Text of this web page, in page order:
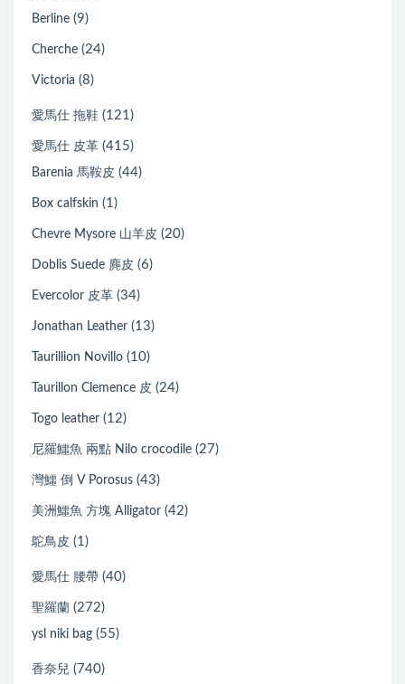
Berline (9)
Cherche (24)
Victoria (8)
愛馬仕 拖鞋 (121)
愛馬仕 皮革 (415)
Barenia 馬鞍皮 (44)
Box calfskin (1)
Chevre Mysore 山羊皮 (20)
Doblis Suede 麂皮 (6)
Evercolor 皮革 (34)
Jonathan Leather (13)
Taurillion Novillo (10)
Taurillon Clemence 皮 (24)
Togo leather (12)
尼羅鱷魚 兩點 Nilo crocodile (27)
灣鱷 倒 V Porosus (43)
美洲鱷魚 方塊 Alligator (42)
鴕鳥皮 (1)
愛馬仕 腰帶 (40)
聖羅蘭 (272)
ysl niki bag (55)
香奈兒 (740)